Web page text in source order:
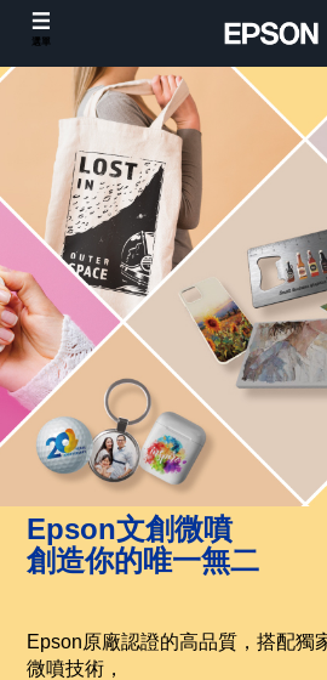
Epson文創微噴
創造你的唯一無二
Epson原廠認證的高品質，搭配獨
微噴技術，